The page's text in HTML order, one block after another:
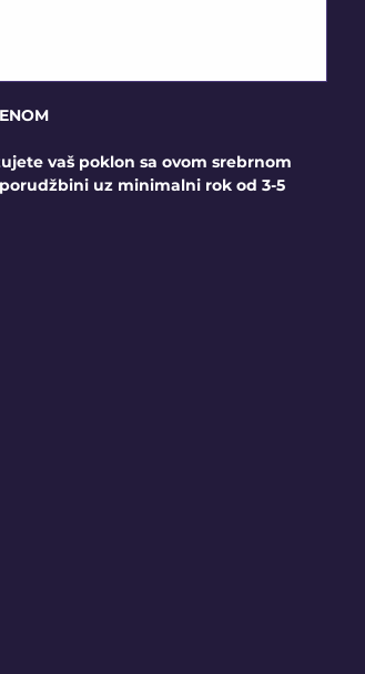
vaš poklon sa ovom srebrnom
uz minimalni rok od 3-5